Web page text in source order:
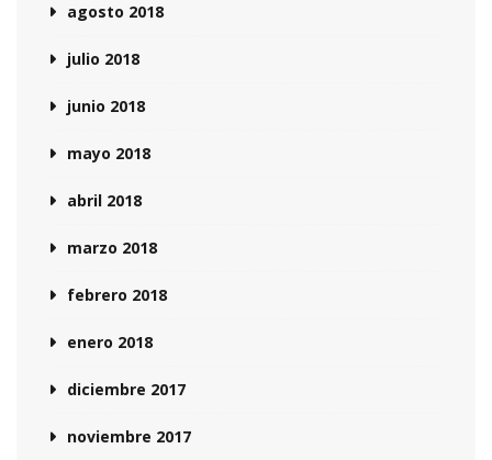
agosto 2018
julio 2018
junio 2018
mayo 2018
abril 2018
marzo 2018
febrero 2018
enero 2018
diciembre 2017
noviembre 2017